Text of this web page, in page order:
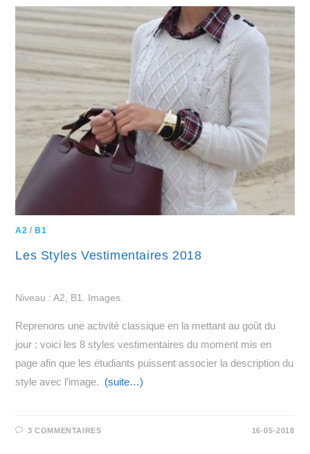
A2 / B1
Les Styles Vestimentaires 2018
Niveau : A2, B1. Images.
Reprenons une activité classique en la mettant au goût du
jour : voici les 8 styles vestimentaires du moment mis en
page afin que les étudiants puissent associer la description du
style avec l’image. (suite…)
3 COMMENTAIRES 16-05-2018